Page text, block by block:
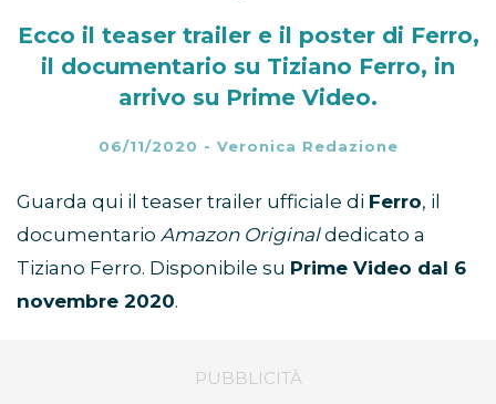
Ecco il teaser trailer e il poster di Ferro,
il documentario su Tiziano Ferro, in
arrivo su Prime Video.
06/11/2020 - Veronica Redazione
Guarda qui il teaser trailer ufficiale di Ferro, il
documentario Amazon Originaldedicato a
Tiziano Ferro. Disponibile su Prime Video dal 6
novembre 2020.